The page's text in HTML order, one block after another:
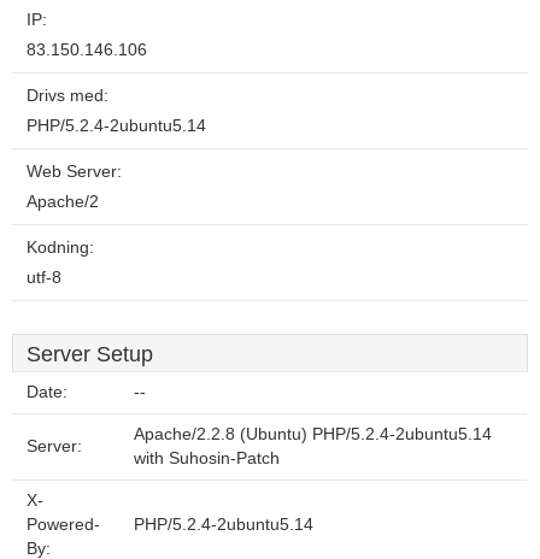
IP:
83.150.146.106
Drivs med:
PHP/5.2.4-2ubuntu5.14
Web Server:
Apache/2
Kodning:
utf-8
Server Setup
Date: --
Server:
Apache/2.2.8 (Ubuntu) PHP/5.2.4-2ubuntu5.14
with Suhosin-Patch
X-
Powered-
By:
PHP/5.2.4-2ubuntu5.14